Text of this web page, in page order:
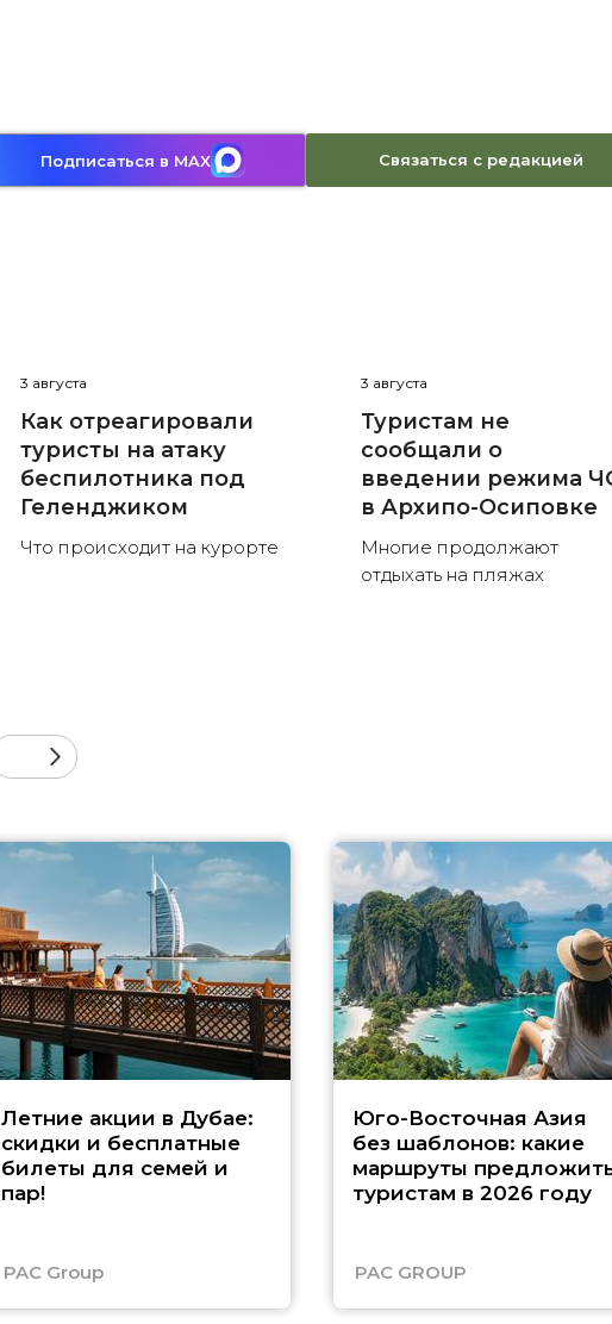
Подписаться в MAX Связаться с редакцией
3 августа
Как отреагировали
туристы на атаку
беспилотника под
Геленджиком
Что происходит на курорте
3 августа
Туристам не
сообщали о
введении режима
в Архипо-Осиповке
Многие продолжают
отдыхать на пляжах
Летние акции в Дубае:
скидки и бесплатные
билеты для семей и
пар!
PAC Group
Юго-Восточная Азия
без шаблонов: какие
маршруты
туристам в 2026 году
PAC GROUP